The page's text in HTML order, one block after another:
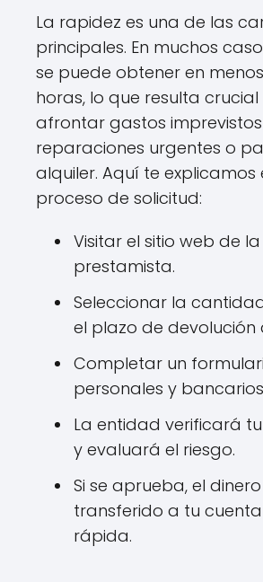
La rapidez es una de las
principales. En muchos
se puede obtener en
horas, lo que resulta
afrontar gastos
reparaciones urgentes o
alquiler. Aquí te explicamos
proceso de solicitud:
Visitar el sitio web de
prestamista.
Seleccionar la
el plazo de
Completar un
personales y
La entidad verificará
y evaluará el riesgo.
Si se aprueba, el
transferido a tu
rápida.